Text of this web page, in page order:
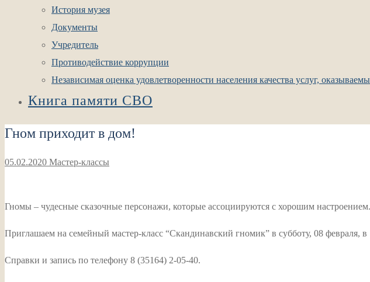
История музея
Документы
Учредитель
Противодействие коррупции
Независимая оценка удовлетворенности населения качества услуг,
Книга памяти СВО
Гном приходит в дом!
05.02.2020 Мастер-классы
Гномы – чудесные сказочные персонажи, которые ассоциируются с хорошим
Приглашаем на семейный мастер-класс “Скандинавский гномик” в субботу, 08 февраля,
Справки и запись по телефону 8 (35164) 2-05-40.